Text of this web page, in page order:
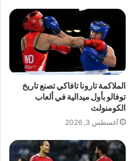
الملاكمة تارونا تافاكي تصنع تاريخ
توفالو بأول ميدالية في ألعاب
الكومنولث
أغسطس 3, 2026